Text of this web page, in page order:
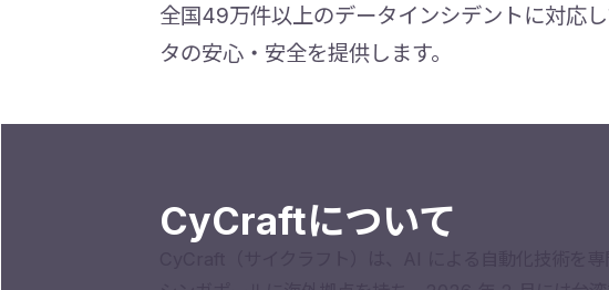
全国49万件以上のデータインシデントに対応
タの安心・安全を提供します。
CyCraftについて